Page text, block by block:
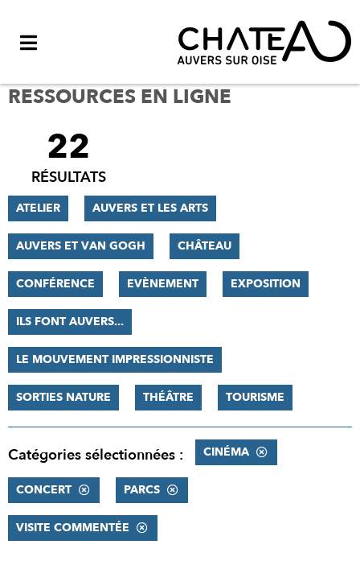
RESSOURCES EN LIGNE
FILTRER
RÉSULTATS
22
RÉSULTATS
ATELIER AUVERS ET LES ARTS
AUVERS ET VAN GOGH CHÂTEAU
CONFÉRENCE EVÈNEMENT EXPOSITION
ILS FONT AUVERS...
LE MOUVEMENT IMPRESSIONNISTE
SORTIES NATURE THÉÂTRE TOURISME
Catégories sélectionnées : CINÉMA
CONCERT PARCS
VISITE COMMENTÉE